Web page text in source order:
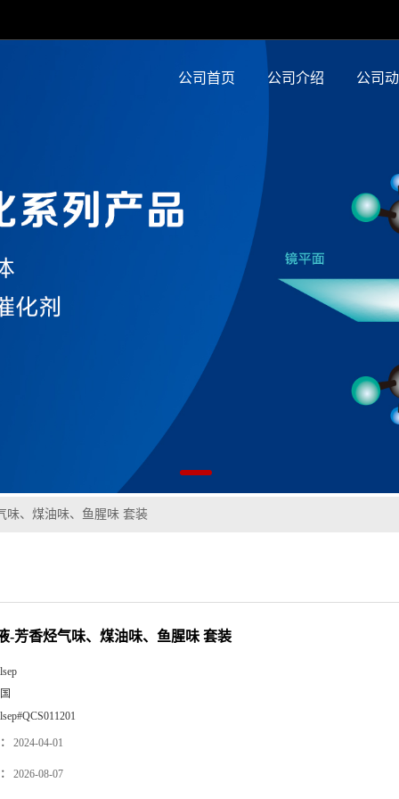
公司首页 公司介绍 公司
味、煤油味、鱼腥味 套装
-芳香烃气味、煤油味、鱼腥味 套装
2024-04-01
2026-08-07